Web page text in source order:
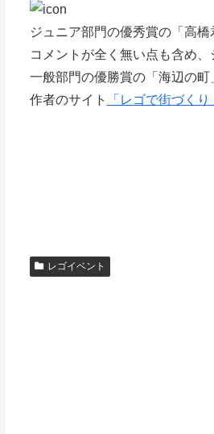
ジュニア部門の優秀賞の「高橋
コメントが全く無い点も含め、
一般部門の優勝賞の「海辺の町
作者のサイト
「レゴで街づくり
レゴイベント